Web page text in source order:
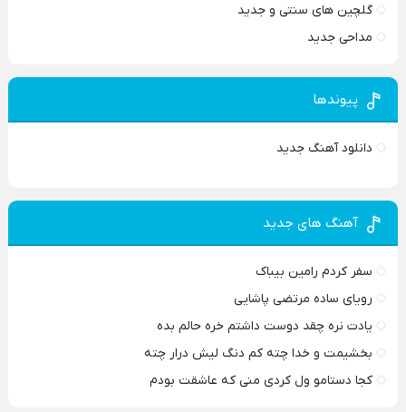
گلچین های سنتی و جدید
مداحی جدید
پیوندها
دانلود آهنگ جدید
آهنگ های جدید
سفر کردم رامین بیباک
رویای ساده مرتضی پاشایی
یادت نره چقد دوست داشتم خره حالم بده
بخشیمت و خدا چته کم دنگ لیش درار چته
کجا دستامو ول کردی منی که عاشقت بودم